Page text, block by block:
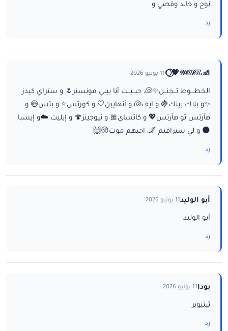
نوح و خالد وقصي و
رد
ا𝒴𝒪𝒮ℛ𝒜💗⃝🌕 11 يونيو 2026
الخطـــوط تــجنــن✨🐚، حبــيــت أنا بيبي مونستر🌷 و ستراي كيدز
✨و بلاك بينك🍇 و إيف🐚 و أنهايبن🤍 و كورتس⭐ و بتس🍥 و
هآرتس تو هآرتس💖 و كاتساي🎀 و نيوجينز🍄 و إيليت ☁️و إيسبا
🌑 و لي سيرافيم 🌌، احبهم موت😚🙌
رد
أبو الوليد11 يونيو 2026
أبو الوليد
رد
بودا11 يونيو 2026
تيتيوبر
رد